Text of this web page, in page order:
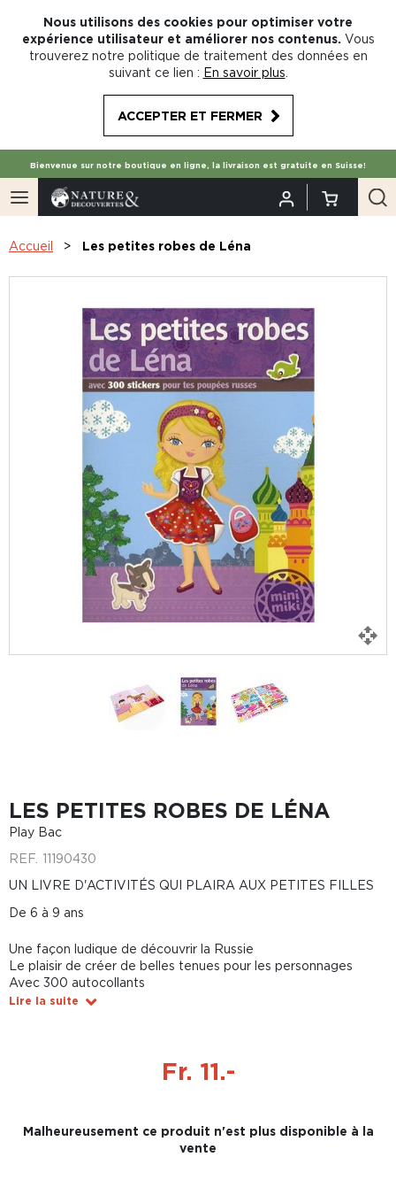
Nous utilisons des cookies pour optimiser votre
expérience utilisateur et améliorer nos contenus. Vous
trouverez notre politique de traitement des données en
suivant ce lien : En savoir plus
ACCEPTER ET FERMER
Bienvenue sur notre boutique en ligne, la livraison est gratuite en Suisse!
Accueil Les petites robes de Léna
LES PETITES ROBES DE LÉNA
Play Bac
REF. 11190430
UN LIVRE D'ACTIVITÉS QUI PLAIRA AUX PETITES FILLES
De 6 à 9 ans
Une façon ludique de découvrir la Russie
Le plaisir de créer de belles tenues pour les personnages
Avec 300 autocollants
Lire la suite
Fr. 11.-
Malheureusement ce produit n'est plus disponible à la
vente